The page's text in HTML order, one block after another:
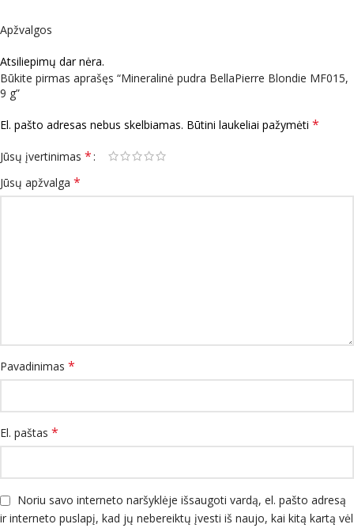
Apžvalgos
Atsiliepimų dar nėra.
Būkite pirmas aprašęs “Mineralinė pudra BellaPierre Blondie MF015,
9 g”
El. pašto adresas nebus skelbiamas. Būtini laukeliai pažymėti *
Jūsų įvertinimas *
Jūsų apžvalga *
Pavadinimas *
El. paštas *
Noriu savo interneto naršyklėje išsaugoti vardą, el. pašto adresą
ir interneto puslapį, kad jų nebereiktų įvesti iš naujo, kai kitą kartą vėl